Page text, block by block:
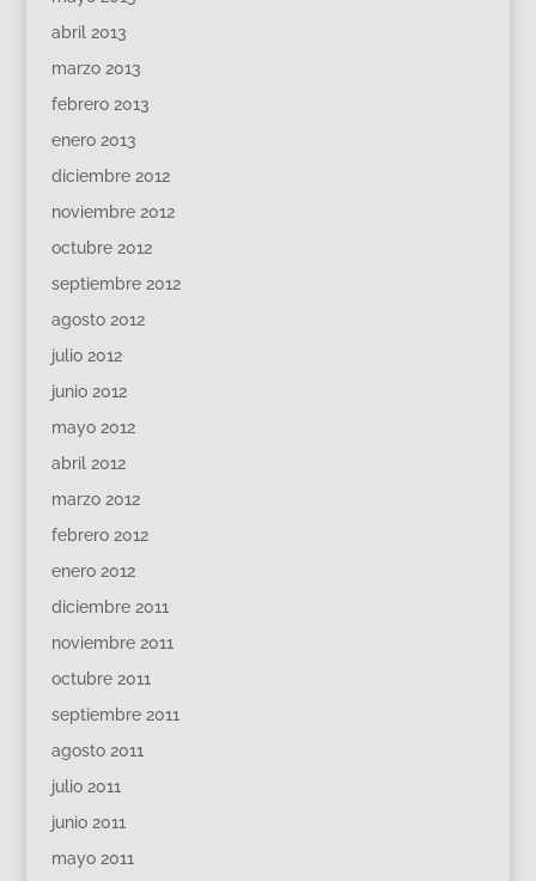
abril 2013
marzo 2013
febrero 2013
enero 2013
diciembre 2012
noviembre 2012
octubre 2012
septiembre 2012
agosto 2012
julio 2012
junio 2012
mayo 2012
abril 2012
marzo 2012
febrero 2012
enero 2012
diciembre 2011
noviembre 2011
octubre 2011
septiembre 2011
agosto 2011
julio 2011
junio 2011
mayo 2011